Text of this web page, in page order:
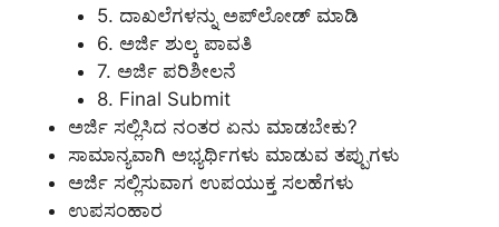
5. ದಾಖಲೆಗಳನ್ನು ಅಪ್‌ಲೋಡ್ ಮಾಡಿ
6. ಅರ್ಜಿ ಶುಲ್ಕ ಪಾವತಿ
7. ಅರ್ಜಿ ಪರಿಶೀಲನೆ
8. Final Submit
ಅರ್ಜಿ ಸಲ್ಲಿಸಿದ ನಂತರ ಏನು ಮಾಡಬೇಕು?
ಸಾಮಾನ್ಯವಾಗಿ ಅಭ್ಯರ್ಥಿಗಳು ಮಾಡುವ ತಪ್ಪುಗಳು
ಅರ್ಜಿ ಸಲ್ಲಿಸುವಾಗ ಉಪಯುಕ್ತ ಸಲಹೆಗಳು
ಉಪಸಂಹಾರ